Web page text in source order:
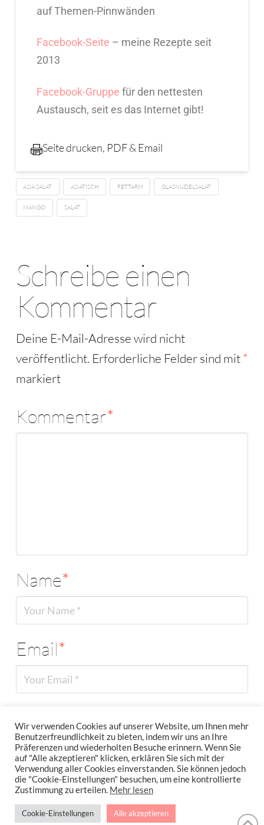
auf Themen-Pinnwänden
Facebook-Seite – meine Rezepte seit
2013
Facebook-Gruppe für den nettesten
Austausch, seit es das Internet gibt!
Seite drucken, PDF & Email
ASIA SALAT ASIATISCH FETTARM GLASNUDELSALAT
MANGO SALAT
Schreibe einen
Kommentar
Deine E-Mail-Adresse wird nicht
veröffentlicht. Erforderliche Felder sind mit*
markiert
Kommentar*
Name*
Email*
Website
Wir verwenden Cookies auf unserer Website, um Ihnen mehr
Benutzerfreundlichkeit zu bieten, indem wir uns an Ihre
Präferenzen und wiederholten Besuche erinnern. Wenn Sie
auf "Alle akzeptieren" klicken, erklären Sie sich mit der
Verwendung aller Cookies einverstanden. Sie können jedoch
die "Cookie-Einstellungen" besuchen, um eine kontrollierte
Zustimmung zu erteilen. Mehr lesen
Cookie-Einstellungen Alle akzeptieren